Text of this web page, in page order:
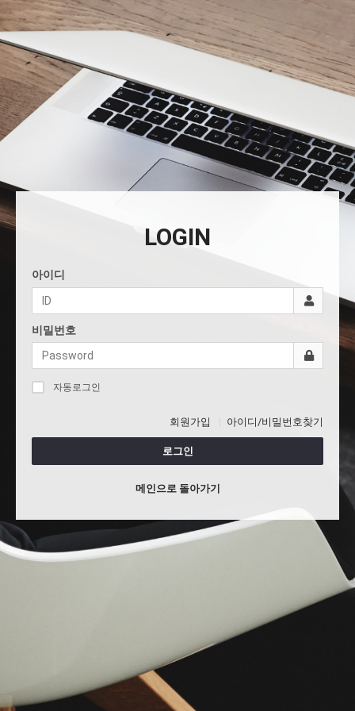
LOGIN
아이디
비밀번호
자동로그인
회원가입 아이디/비밀번호찾기
로그인
메인으로 돌아가기